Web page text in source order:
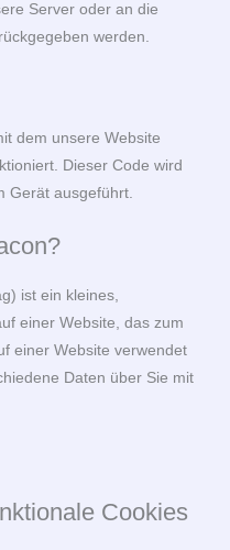
Server oder an die
werden.
dem unsere Website
Dieser Code wird
Gerät ausgeführt.
ist ein kleines,
einer Website, das zum
einer Website verwendet
Daten über Sie mit
Cookies